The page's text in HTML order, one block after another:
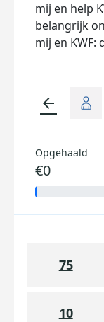
mij en help
belangrijk
mij en KWF:
arrow_back
Opgehaald
€0
75
10